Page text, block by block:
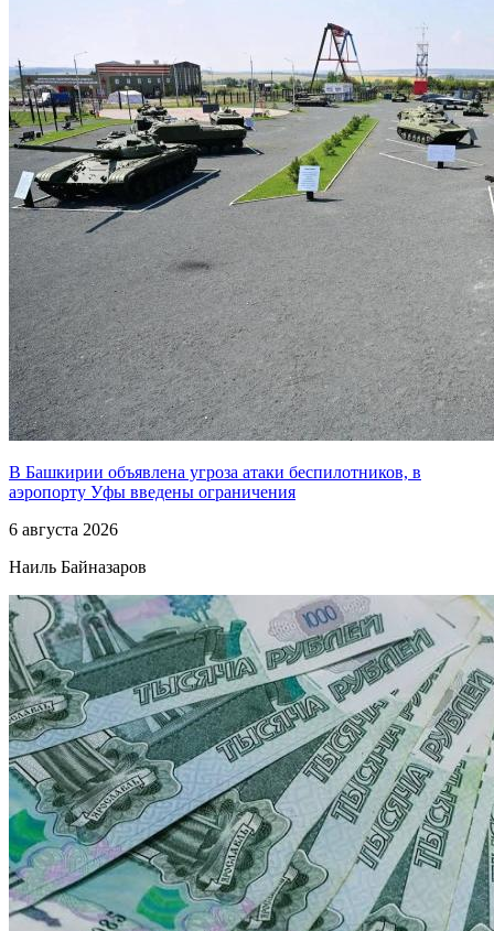
В Башкирии объявлена угроза атаки беспилотников, в
аэропорту Уфы введены ограничения
6 августа 2026
Наиль Байназаров